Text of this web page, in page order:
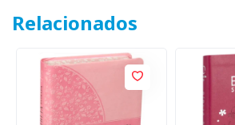
Relacionados